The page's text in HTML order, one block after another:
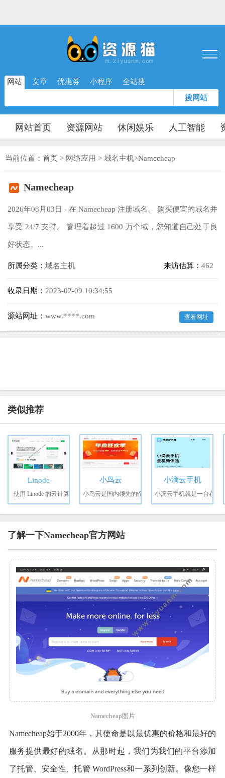
网站 文章 优惠券 小程序 全站搜
搜网站
网站首页 资源网站 休闲娱乐 人工智能
当前位置： 首页 > 网络应用 > 域名主机>Namecheap
Namecheap
2026年08月03日 - 在 Namecheap 注册域名。 购买便宜的域名并
享受 24/7 支持。 管理着超过 1600 万个域，您知道自己处于良
好状态。...
所属分类： 域名主机 来访估算： 462
收录日期： 2023-02-09 10:34:55
源站网址： www.****.com 查看网址
类似推荐
Linode
使用 Linode 的云计算
小鸟云
小鸟云是国内领先的企
小滴云手机
小滴云手机就是一台在
了解一下Namecheap官方网站
Namecheap图片
Namecheap始于2000年，其使命是以最优惠的价格和最好的
服务提供最好的域名。从那时起，我们为我们的平台添加
了托管、安全性、托管 WordPress和一系列创新。像您一样